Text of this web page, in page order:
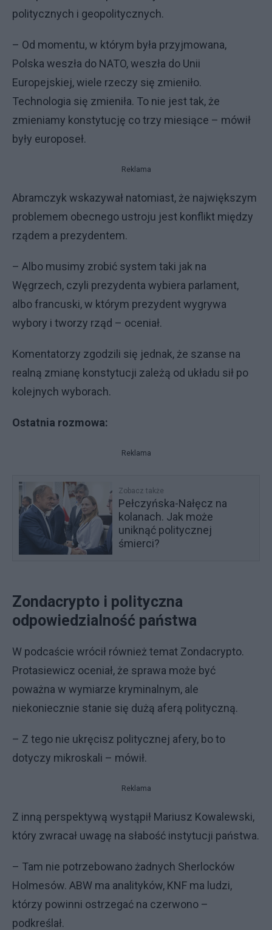
politycznych i geopolitycznych.
– Od momentu, w którym była przyjmowana,
Polska weszła do NATO, weszła do Unii
Europejskiej, wiele rzeczy się zmieniło.
Technologia się zmieniła. To nie jest tak, że
zmieniamy konstytucję co trzy miesiące – mówił
były europoseł.
Reklama
Abramczyk wskazywał natomiast, że największym
problemem obecnego ustroju jest konflikt między
rządem a prezydentem.
– Albo musimy zrobić system taki jak na
Węgrzech, czyli prezydenta wybiera parlament,
albo francuski, w którym prezydent wygrywa
wybory i tworzy rząd – oceniał.
Komentatorzy zgodzili się jednak, że szanse na
realną zmianę konstytucji zależą od układu sił po
kolejnych wyborach.
Ostatnia rozmowa:
Reklama
Zobacz także
Pełczyńska-Nałęcz na
kolanach. Jak może
uniknąć politycznej
śmierci?
Zondacrypto i polityczna
odpowiedzialność państwa
W podcaście wrócił również temat Zondacrypto.
Protasiewicz oceniał, że sprawa może być
poważna w wymiarze kryminalnym, ale
niekoniecznie stanie się dużą aferą polityczną.
– Z tego nie ukręcisz politycznej afery, bo to
dotyczy mikroskali – mówił.
Reklama
Z inną perspektywą wystąpił Mariusz Kowalewski,
który zwracał uwagę na słabość instytucji państwa.
– Tam nie potrzebowano żadnych Sherlocków
Holmesów. ABW ma analityków, KNF ma ludzi,
którzy powinni ostrzegać na czerwono –
podkreślał.